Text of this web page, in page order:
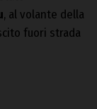
, al volante della
fuori strada